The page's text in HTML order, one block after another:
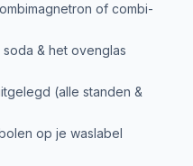
of combi-
& het ovenglas
(alle standen &
op je waslabel